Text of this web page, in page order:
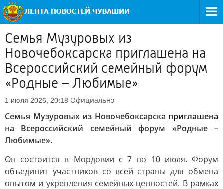
Семья Музуровых из
Новочебоксарска приглашена на
Всероссийский семейный форум
«Родные – Любимые»
1 июля 2026, 20:18 Официально
Семья Музуровых из Новочебоксарска приглашена
на Всероссийский семейный форум «Родные –
Любимые».
Он состоится в Мордовии с 7 по 10 июля. Форум
объединит участников со всей страны для обмена
опытом и укрепления семейных ценностей. В рамках